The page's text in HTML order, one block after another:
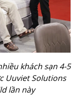
khách sạn 4-5
Uuviet Solutions
lần này